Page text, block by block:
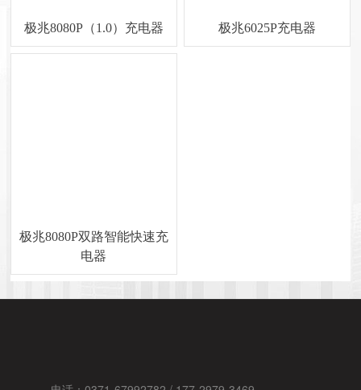
极兆8080P（1.0）充电器 极兆6025P充电器
极兆8080P双路智能快速充
电器